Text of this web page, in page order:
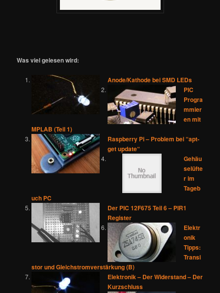
Was viel gelesen wird:
Anode/Kathode bei SMD LEDs
PIC
Progra
mmier
en mit
MPLAB (Teil 1)
Raspberry Pi – Problem bei “apt-
get update“
Gehäu
selüfte
r im
Tageb
uch PC
Der PIC 12F675 Teil 6 – PIR1
Register
Elektr
onik
Tipps:
Transi
stor und Gleichstromverstärkung (B)
Elektronik – Der Widerstand – Der
Kurzschluss